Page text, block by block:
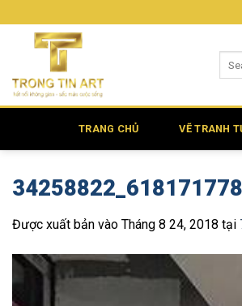
qua
TRANG CHỦ VẼ TRANH
Được xuất bản vào Tháng 8 24, 2018 tại